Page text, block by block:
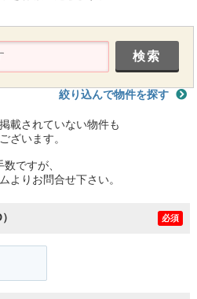
絞り込んで物件を探す
載されていない物件も
ざいます。
数ですが、
よりお問合せ下さい。
必須